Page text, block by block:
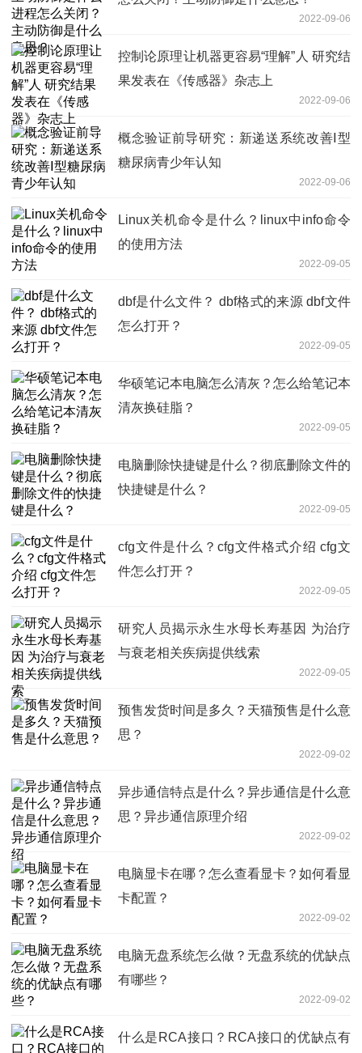
2022-09-06
控制论原理让机器更容易“理解”人 研究结
果发表在《传感器》杂志上
2022-09-06
概念验证前导研究：新递送系统改善Ⅰ型
糖尿病青少年认知
2022-09-06
Linux关机命令是什么？linux中info命令
的使用方法
2022-09-05
dbf是什么文件？ dbf格式的来源 dbf文件
怎么打开？
2022-09-05
华硕笔记本电脑怎么清灰？怎么给笔记本
清灰换硅脂？
2022-09-05
电脑删除快捷键是什么？彻底删除文件的
快捷键是什么？
2022-09-05
cfg文件是什么？cfg文件格式介绍 cfg文
件怎么打开？
2022-09-05
研究人员揭示永生水母长寿基因 为治疗
与衰老相关疾病提供线索
2022-09-05
预售发货时间是多久？天猫预售是什么意
思？
2022-09-02
异步通信特点是什么？异步通信是什么意
思？异步通信原理介绍
2022-09-02
电脑显卡在哪？怎么查看显卡？如何看显
卡配置？
2022-09-02
电脑无盘系统怎么做？无盘系统的优缺点
有哪些？
2022-09-02
什么是RCA接口？RCA接口的优缺点有